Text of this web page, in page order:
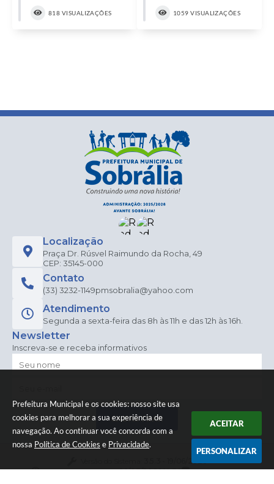
Prefeitura Municipal e os cookies: nosso site usa
cookies para melhorar a sua experiência de
navegação. Ao continuar você concorda com a
nossa Política de Cookies e Privacidade.
ACEITAR
PERSONALIZAR
818 VISUALIZAÇÕES 1059 VISUALIZAÇÕES
Localização
Praça Dr. Rúsvel Raimundo da Rocha, 49
CEP: 35145-000
Contato
(33) 3232-1149pmsobralia@yahoo.com
Atendimento
Segunda a sexta-feira das 8h às 11h e das 12h às 16h.
Newsletter
Inscreva-se e receba informativos
CADASTRAR
3.5.3 - 19/06/2026
Portal atualizado em:29/07/2026 14:30 Dados Abertos